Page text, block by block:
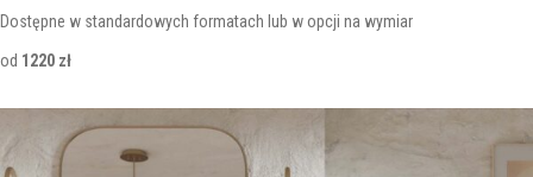
Dostępne w standardowych formatach lub w opcji na wymiar
od 1220 zł